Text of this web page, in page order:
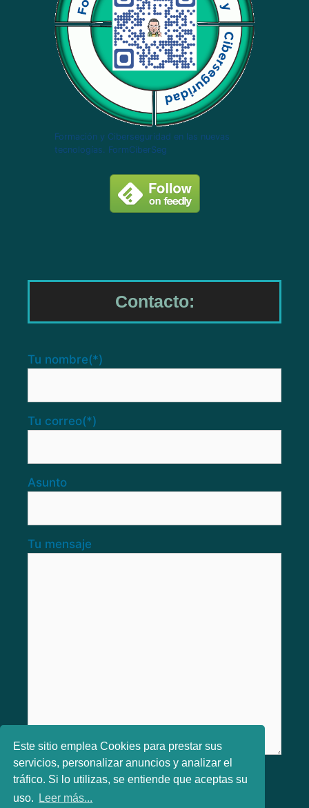
Este sitio emplea Cookies para prestar sus
servicios, personalizar anuncios y analizar el
tráfico. Si lo utilizas, se entiende que aceptas su
uso.
Leer más...
Formación y Ciberseguridad en las nuevas
tecnologías. FormCiberSeg
Contacto:
Tu nombre(*)
Tu correo(*)
Asunto
Tu mensaje
He leido y aceptado losTérminos y
condiciones